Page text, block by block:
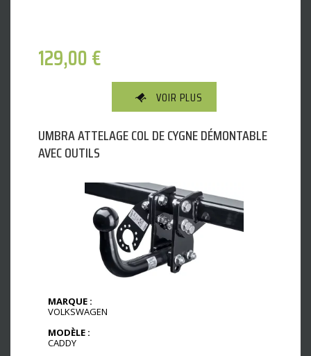
129,00€
VOIR PLUS
UMBRA ATTELAGE COL DE CYGNE DÉMONTABLE
AVEC OUTILS
MARQUE :
VOLKSWAGEN
MODÈLE :
CADDY